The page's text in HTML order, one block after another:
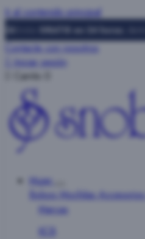
Ir al contenido principal
GRATIS en 24 horas
Iniciar sesión
Carrito
Mujer
Bolsos Mochilas Accesorios
Marcas